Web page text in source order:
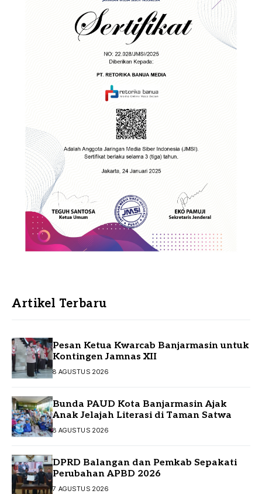
Artikel Terbaru
Pesan Ketua Kwarcab Banjarmasin untuk
Kontingen Jamnas XII
8 AGUSTUS 2026
Bunda PAUD Kota Banjarmasin Ajak
Anak Jelajah Literasi di Taman Satwa
8 AGUSTUS 2026
DPRD Balangan dan Pemkab Sepakati
Perubahan APBD 2026
7 AGUSTUS 2026